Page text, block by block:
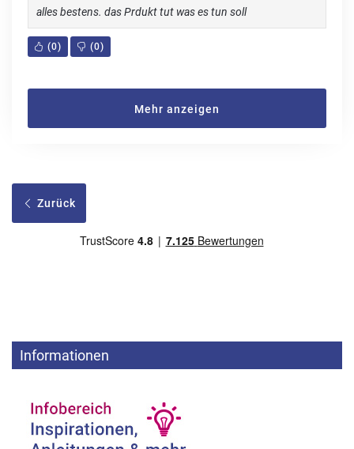
alles bestens. das Prdukt tut was es tun soll
(0) (0)
Mehr anzeigen
Zurück
Informationen